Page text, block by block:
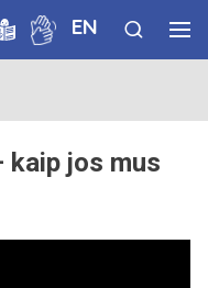
EN
kaip jos mus